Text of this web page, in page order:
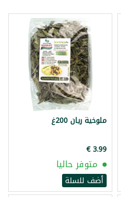
ملوخية ريان 200غ
متوفر حاليا
أضف للسلة